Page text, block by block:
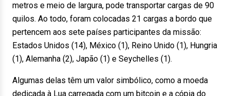
metros e meio de largura, pode transportar cargas de 90
quilos. Ao todo, foram colocadas 21 cargas a bordo que
pertencem aos sete países participantes da missão:
Estados Unidos (14), México (1), Reino Unido (1), Hungria
(1), Alemanha (2), Japão (1) e Seychelles (1).
Algumas delas têm um valor simbólico, como a moeda
dedicada à Lua carregada com um bitcoin e a cópia do